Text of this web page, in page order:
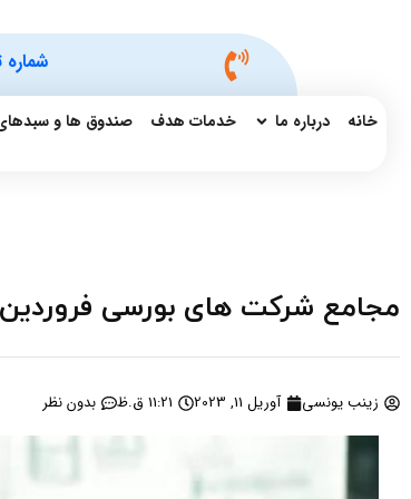
خانه درباره ما خدمات هدف صندوق ها و
مجامع شرکت های بورسی فروردین 1402 (محل برگزاری و دستور جلسات)
زینب یونسی آوریل 11, 2023 11:21 ق.ظ بدون نظر